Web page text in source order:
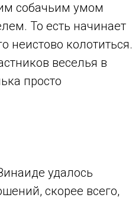
собачьим умом
То есть начинает
неистово колотиться.
веселья в
просто
удалось
скорее всего,